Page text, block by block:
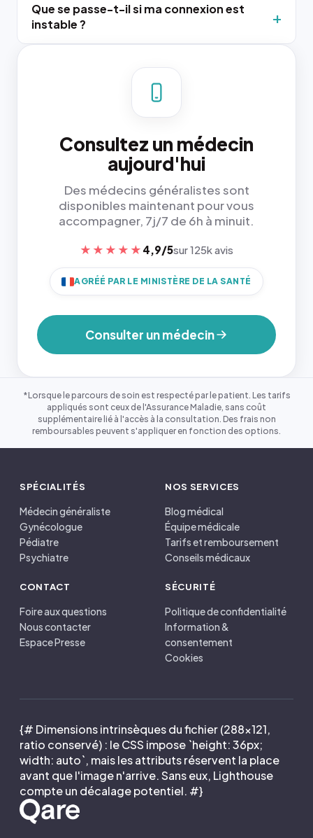
Que se passe-t-il si ma connexion est
instable ?
Consultez un médecin
aujourd'hui
Des médecins généralistes sont
disponibles maintenant pour vous
accompagner, 7j/7 de 6h à minuit.
★★★★★ 4,9/5sur 125k avis
AGRÉÉ PAR LE MINISTÈRE DE LA SANTÉ
Consulter un médecin
*Lorsque le parcours de soin est respecté par le patient. Les tarifs
appliqués sont ceux de l'Assurance Maladie, sans coût
supplémentaire lié à l'accès à la consultation. Des frais non
remboursables peuvent s'appliquer en fonction des options.
SPÉCIALITÉS
Médecin généraliste
Gynécologue
Pédiatre
Psychiatre
NOS SERVICES
Blog médical
Équipe médicale
Tarifs et remboursement
Conseils médicaux
CONTACT
Foire aux questions
Nous contacter
Espace Presse
SÉCURITÉ
Politique de confidentialité
Information &
consentement
Cookies
{# Dimensions intrinsèques du fichier (288×121,
ratio conservé) : le CSS impose `height: 36px;
width: auto`, mais les attributs réservent la place
avant que l'image n'arrive. Sans eux, Lighthouse
compte un décalage potentiel. #}